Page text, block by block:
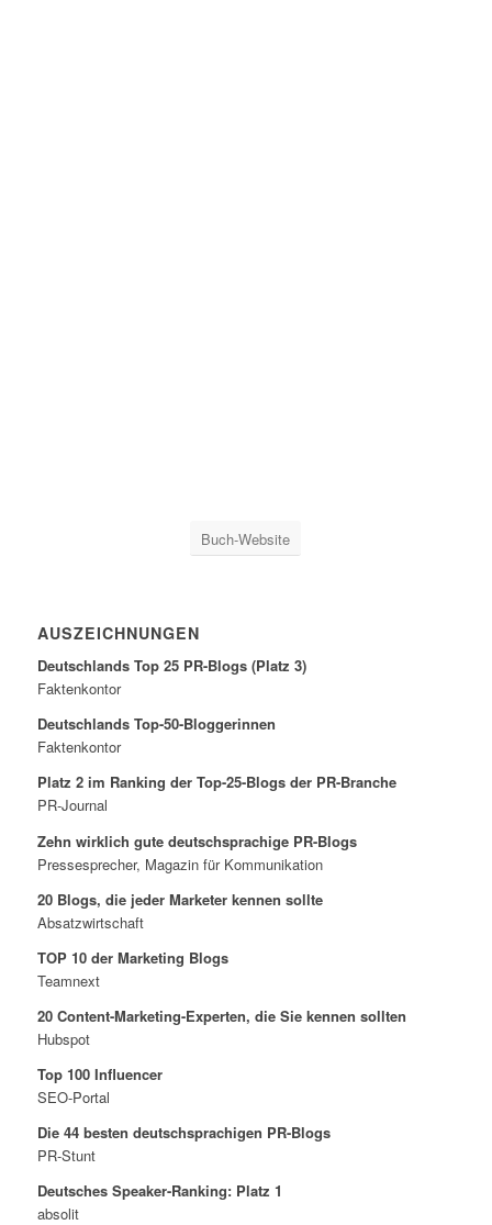
Buch-Website
AUSZEICHNUNGEN
Deutschlands Top 25 PR-Blogs (Platz 3)
Faktenkontor
Deutschlands Top-50-Bloggerinnen
Faktenkontor
Platz 2 im Ranking der Top-25-Blogs der PR-Branche
PR-Journal
Zehn wirklich gute deutschsprachige PR-Blogs
Pressesprecher, Magazin für Kommunikation
20 Blogs, die jeder Marketer kennen sollte
Absatzwirtschaft
TOP 10 der Marketing Blogs
Teamnext
20 Content-Marketing-Experten, die Sie kennen sollten
Hubspot
Top 100 Influencer
SEO-Portal
Die 44 besten deutschsprachigen PR-Blogs
PR-Stunt
Deutsches Speaker-Ranking: Platz 1
absolit